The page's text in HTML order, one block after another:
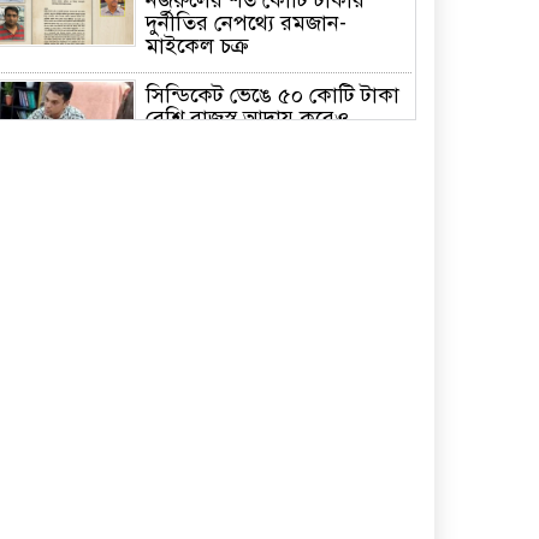
দুর্নীতির নেপথ্যে রমজান-
মাইকেল চক্র
সিন্ডিকেট ভেঙে ৫০ কোটি টাকা
বেশি রাজস্ব আদায় করেও